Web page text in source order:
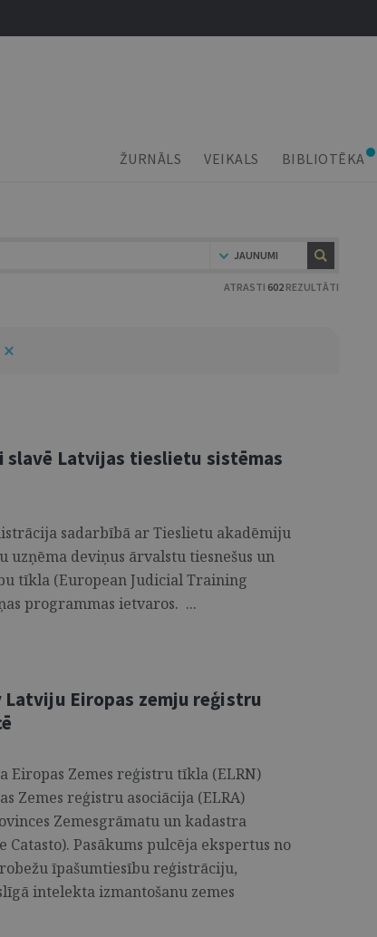
ŽURNĀLS VEIKALS BIBLIOTĒKA
JAUNUMI
ATRASTI 602 REZULTĀTI
slavē Latvijas tieslietu sistēmas
sadarbībā ar Tieslietu akadēmiju
deviņus ārvalstu tiesnešus un
tīkla (European Judicial Training
programmas ietvaros. ...
Eiropas zemju reģistru
Eiropas Zemes reģistru tīkla (ELRN)
Zemes reģistru asociācija (ELRA)
Zemesgrāmatu un kadastra
Pasākums pulcēja ekspertus no
īpašumtiesību reģistrāciju,
intelekta izmantošanu zemes